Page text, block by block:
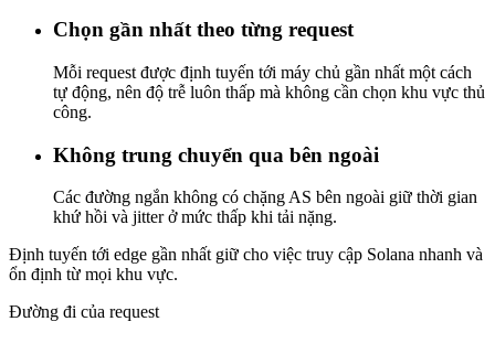
Chọn gần nhất theo từng request
Mỗi request được định tuyến tới máy chủ gần nhất một cách
tự động, nên độ trễ luôn thấp mà không cần chọn khu vực thủ
công.
Không trung chuyển qua bên ngoài
Các đường ngắn không có chặng AS bên ngoài giữ thời gian
khứ hồi và jitter ở mức thấp khi tải nặng.
Định tuyến tới edge gần nhất giữ cho việc truy cập Solana nhanh và
ổn định từ mọi khu vực.
Đường đi của request